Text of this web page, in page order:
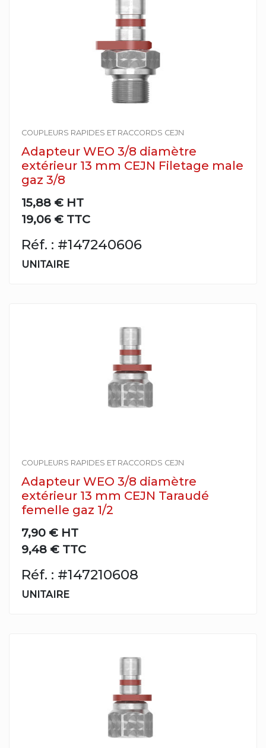
COUPLEURS RAPIDES ET RACCORDS CEJN
Adapteur WEO 3/8 diamètre
extérieur 13 mm CEJN Filetage male
gaz 3/8
15,88 € HT
19,06 € TTC
Réf. : #147240606
UNITAIRE
COUPLEURS RAPIDES ET RACCORDS CEJN
Adapteur WEO 3/8 diamètre
extérieur 13 mm CEJN Taraudé
femelle gaz 1/2
7,90 € HT
9,48 € TTC
Réf. : #147210608
UNITAIRE